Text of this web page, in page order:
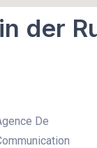
der
De